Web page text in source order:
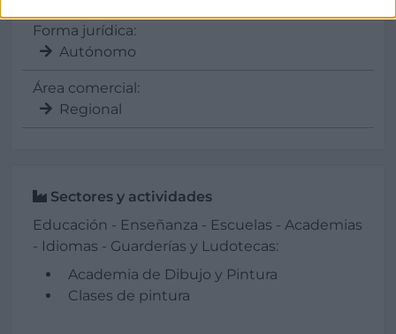
Forma jurídica:
Autónomo
Área comercial:
Regional
Sectores y actividades
Educación - Enseñanza - Escuelas - Academias
- Idiomas - Guarderías y Ludotecas:
Academia de Dibujo y Pintura
Clases de pintura